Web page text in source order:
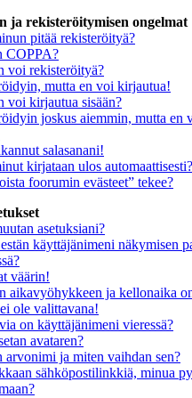
ja rekisteröitymisen ongelmat
pitää rekisteröityä?
COPPA?
voi rekisteröityä?
mutta en voi kirjautua!
voi kirjautua sisään?
joskus aiemmin, mutta en
salasanani!
kirjataan ulos automaattisesti?
foorumin evästeet” tekee?
asetuksiani?
käyttäjänimeni näkymisen
väärin!
aikavyöhykkeen ja kellonaika
ole valittavana!
on käyttäjänimeni vieressä?
avataren?
arvonimi ja miten vaihdan sen?
sähköpostilinkkiä, minua